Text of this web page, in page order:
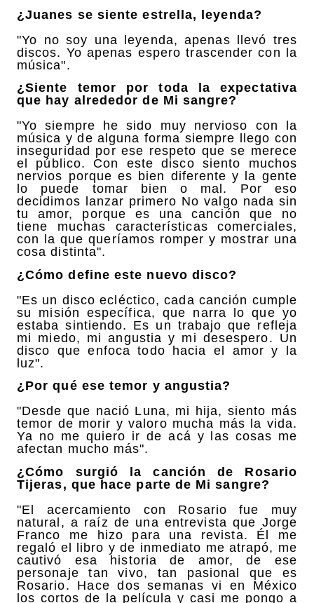
¿Juanes se siente estrella, leyenda?
"Yo no soy una leyenda, apenas llevó tres
discos. Yo apenas espero trascender con la
música".
¿Siente temor por toda la expectativa
que hay alrededor de Mi sangre?
"Yo siempre he sido muy nervioso con la
música y de alguna forma siempre llego con
inseguridad por ese respeto que se merece
el público. Con este disco siento muchos
nervios porque es bien diferente y la gente
lo puede tomar bien o mal. Por eso
decidimos lanzar primero No valgo nada sin
tu amor, porque es una canción que no
tiene muchas características comerciales,
con la que queríamos romper y mostrar una
cosa distinta".
¿Cómo define este nuevo disco?
"Es un disco ecléctico, cada canción cumple
su misión específica, que narra lo que yo
estaba sintiendo. Es un trabajo que refleja
mi miedo, mi angustia y mi desespero. Un
disco que enfoca todo hacia el amor y la
luz".
¿Por qué ese temor y angustia?
"Desde que nació Luna, mi hija, siento más
temor de morir y valoro mucha más la vida.
Ya no me quiero ir de acá y las cosas me
afectan mucho más".
¿Cómo surgió la canción de Rosario
Tijeras, que hace parte de Mi sangre?
"El acercamiento con Rosario fue muy
natural, a raíz de una entrevista que Jorge
Franco me hizo para una revista. Él me
regaló el libro y de inmediato me atrapó, me
cautivó esa historia de amor, de ese
personaje tan vivo, tan pasional que es
Rosario. Hace dos semanas vi en México
los cortos de la película y casi me pongo a